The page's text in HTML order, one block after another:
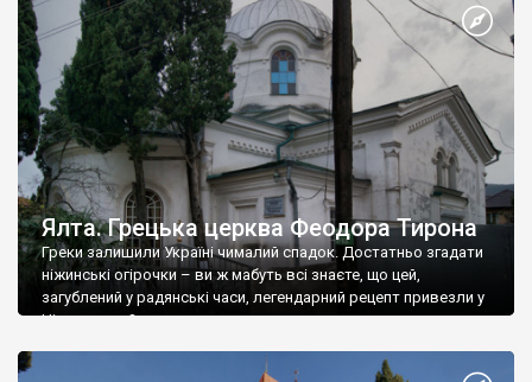
Ялта. Грецька церква Феодора Тирона
Греки залишили Україні чималий спадок. Достатньо згадати
ніжинські огірочки – ви ж мабуть всі знаєте, що цей,
загублений у радянські часи, легендарний рецепт привезли у
Ніжин греки?